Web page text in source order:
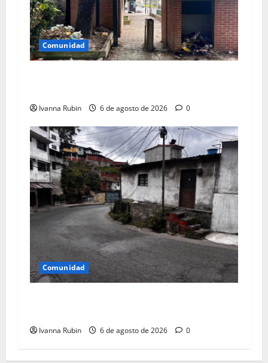
Comunidad
Ivanna Rubin 6 de agosto de 2026 0
Comunidad
Ivanna Rubin 6 de agosto de 2026 0